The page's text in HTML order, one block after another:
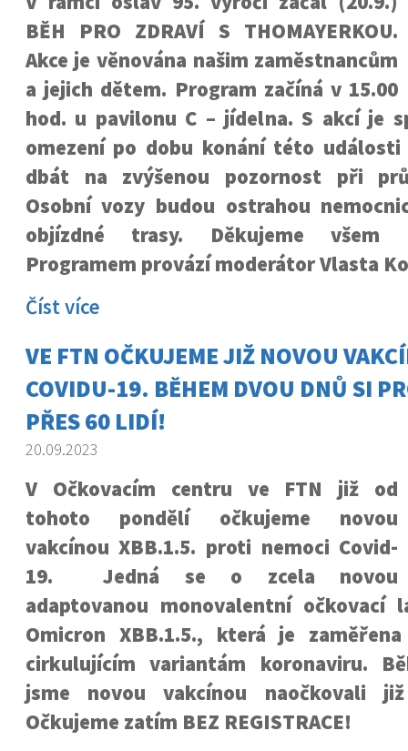
BĚH PRO ZDRAVÍ S THOMAYERKOU.
Akce je věnována našim zaměstnancům
a jejich dětem. Program začíná v 15.00
hod. u pavilonu C – jídelna. S akcí je
omezení po dobu konání této
dbát na zvýšenou pozornost při
Osobní vozy budou ostrahou
objízdné trasy. Děkujeme všem
Programem provází moderátor Vlasta
Číst více
VE FTN OČKUJEME JIŽ NOVOU
COVIDU-19. BĚHEM DVOU DNŮ SI
PŘES 60 LIDÍ!
20.09.2023
V Očkovacím centru ve FTN již od
tohoto pondělí očkujeme novou
vakcínou XBB.1.5. proti nemoci Covid-
19. Jedná se o zcela novou
adaptovanou monovalentní očkovací
Omicron XBB.1.5., která je
cirkulujícím variantám koronaviru.
jsme novou vakcínou naočkovali
Očkujeme zatím BEZ REGISTRACE!